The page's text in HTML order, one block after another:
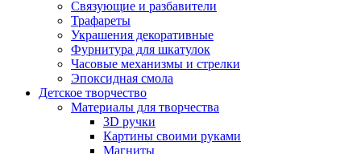
Связующие и разбавители
Трафареты
Украшения декоративные
Фурнитура для шкатулок
Часовые механизмы и стрелки
Эпоксидная смола
Детское творчество
Материалы для творчества
3D ручки
Картины своими руками
Магниты